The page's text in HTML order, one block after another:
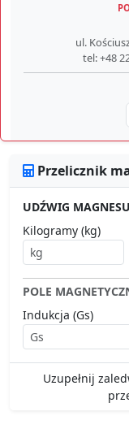
ul.
tel: +48
Przelicznik
UDŹWIG MAGNESU
Kilogramy (kg)
POLE
Indukcja (Gs)
Uzupełnij